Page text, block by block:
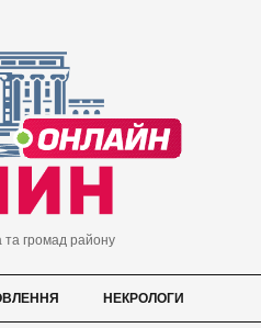
та громад району
НЕКРОЛОГИ